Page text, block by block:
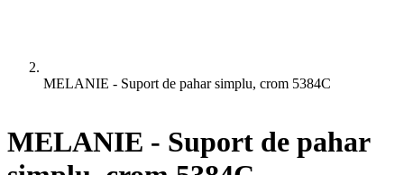
MELANIE - Suport de pahar simplu, crom 5384C
MELANIE - Suport de pahar